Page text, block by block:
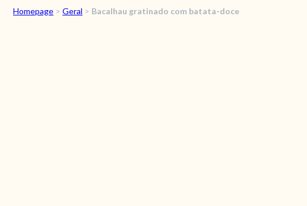
Homepage > Geral > Bacalhau gratinado com batata-doce